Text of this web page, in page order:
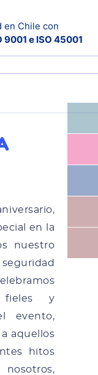
en Chile con
e ISO 45001
en la
nuestro
fieles y
evento,
aquellos
hitos